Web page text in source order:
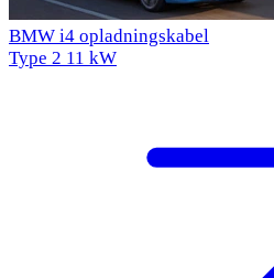
BMW i4 opladningskabel
Type 2 11 kW